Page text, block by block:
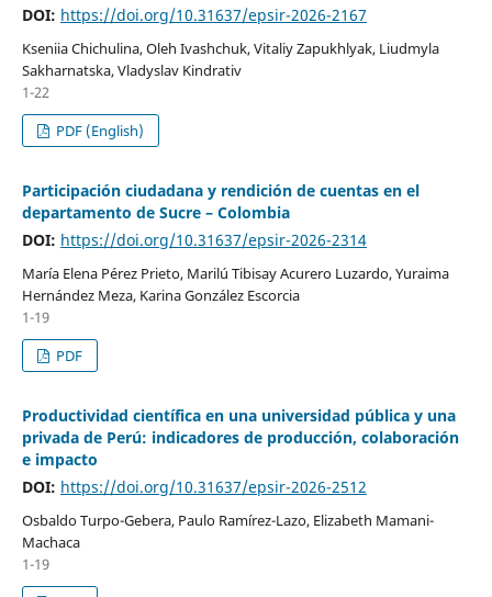
DOI: https://doi.org/10.31637/epsir-2026-2167
Kseniia Chichulina, Oleh Ivashchuk, Vitaliy Zapukhlyak, Liudmyla
Sakharnatska, Vladyslav Kindrativ
1-22
PDF (English)
Participación ciudadana y rendición de cuentas en el
departamento de Sucre – Colombia
DOI: https://doi.org/10.31637/epsir-2026-2314
María Elena Pérez Prieto, Marilú Tibisay Acurero Luzardo, Yuraima
Hernández Meza, Karina González Escorcia
1-19
PDF
Productividad científica en una universidad pública y una
privada de Perú: indicadores de producción, colaboración
e impacto
DOI: https://doi.org/10.31637/epsir-2026-2512
Osbaldo Turpo-Gebera, Paulo Ramírez-Lazo, Elizabeth Mamani-
Machaca
1-19